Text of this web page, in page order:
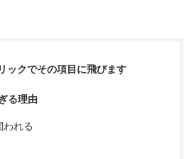
ックでその項目に飛びます
る理由
われる